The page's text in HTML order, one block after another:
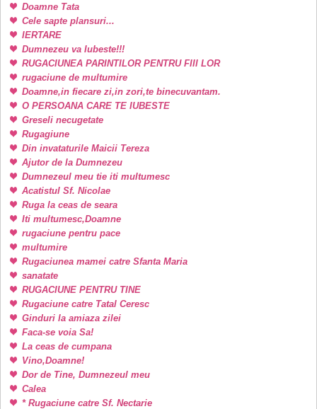
Doamne Tata
Cele sapte plansuri...
IERTARE
Dumnezeu va Iubeste!!!
RUGACIUNEA PARINTILOR PENTRU FIII LOR
rugaciune de multumire
Doamne,in fiecare zi,in zori,te binecuvantam.
O PERSOANA CARE TE IUBESTE
Greseli necugetate
Rugagiune
Din invataturile Maicii Tereza
Ajutor de la Dumnezeu
Dumnezeul meu tie iti multumesc
Acatistul Sf. Nicolae
Ruga la ceas de seara
Iti multumesc,Doamne
rugaciune pentru pace
multumire
Rugaciunea mamei catre Sfanta Maria
sanatate
RUGACIUNE PENTRU TINE
Rugaciune catre Tatal Ceresc
Ginduri la amiaza zilei
Faca-se voia Sa!
La ceas de cumpana
Vino,Doamne!
Dor de Tine, Dumnezeul meu
Calea
* Rugaciune catre Sf. Nectarie